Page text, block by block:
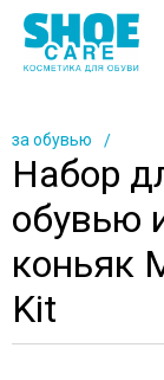
за обувью
Набор
обувью
коньяк
Kit